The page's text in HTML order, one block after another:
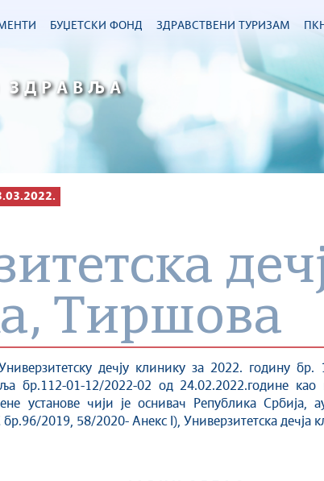
БУЏЕТСКИ ФОНД ЗДРАВСТВЕНИ ТУРИЗАМ
ЗДРАВЉА
Тиршова
дечју клинику за 2022. годину
бр.112-01-12/2022-02 од 24.02.2022.године
установе чији је оснивач Република Србија,
2019, 58/2020- Анекс I), Универзитетска дечја